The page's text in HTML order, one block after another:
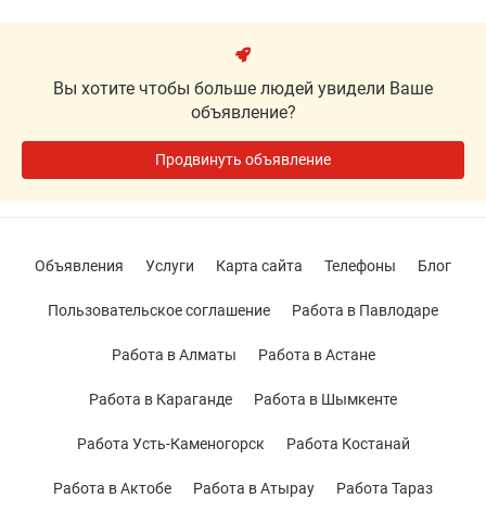
Вы хотите чтобы больше людей увидели Ваше
объявление?
Продвинуть объявление
Объявления Услуги Карта сайта Телефоны Блог
Пользовательское соглашение Работа в Павлодаре
Работа в Алматы Работа в Астане
Работа в Караганде Работа в Шымкенте
Работа Усть-Каменогорск Работа Костанай
Работа в Актобе Работа в Атырау Работа Тараз